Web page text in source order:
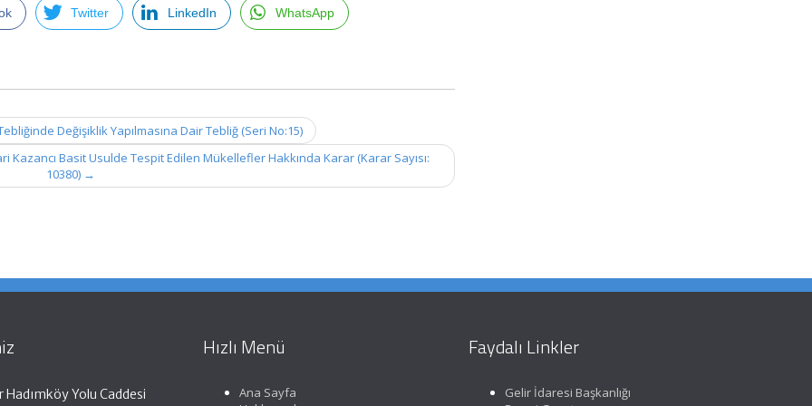
Twitter LinkedIn WhatsApp
Değişiklik Yapılmasına Dair Tebliğ (Seri No:15)
Kazancı Basit Usulde Tespit Edilen Mükellefler Hakkında Karar (Karar Sayısı:
10380) →
Hadımköy Yolu Caddesi
Hızlı Menü
Ana Sayfa
Faydalı Linkler
Gelir İdaresi Başkanlığı